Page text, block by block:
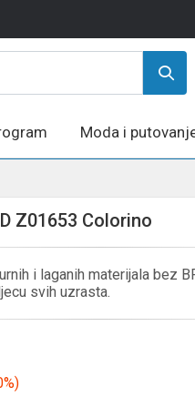
Moda i
Z01653 Colorino
i laganih materijala bez
svih uzrasta.